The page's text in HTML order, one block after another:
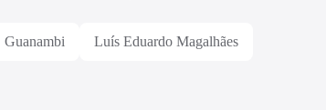
Guanambi Luís Eduardo Magalhães